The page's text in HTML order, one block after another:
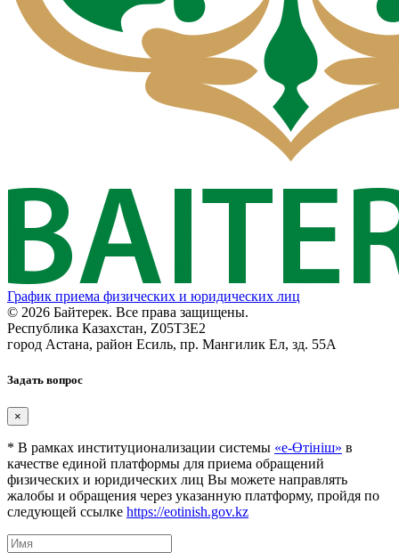
График приема физических и юридических лиц
© 2026 Байтерек. Все права защищены.
Республика Казахстан, Z05T3E2
город Астана, район Есиль, пр. Мангилик Ел, зд. 55А
Задать вопрос
×
* В рамках институционализации системы «е-Өтініш» в
качестве единой платформы для приема обращений
физических и юридических лиц Вы можете направлять
жалобы и обращения через указанную платформу, пройдя по
следующей ссылке https://eotinish.gov.kz